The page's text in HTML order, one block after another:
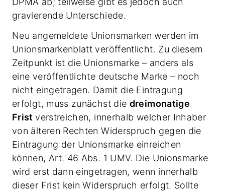
gravierende Unterschiede.
Neu angemeldete Unionsmarken werden im
Unionsmarkenblatt veröffentlicht. Zu diesem
Zeitpunkt ist die Unionsmarke – anders als
eine veröffentlichte deutsche Marke – noch
nicht eingetragen. Damit die Eintragung
erfolgt, muss zunächst die dreimonatige
Fristverstreichen, innerhalb welcher Inhaber
von älteren Rechten Widerspruch gegen die
Eintragung der Unionsmarke einreichen
können, Art. 46 Abs. 1 UMV. Die Unionsmarke
wird erst dann eingetragen, wenn innerhalb
dieser Frist kein Widerspruch erfolgt. Sollte